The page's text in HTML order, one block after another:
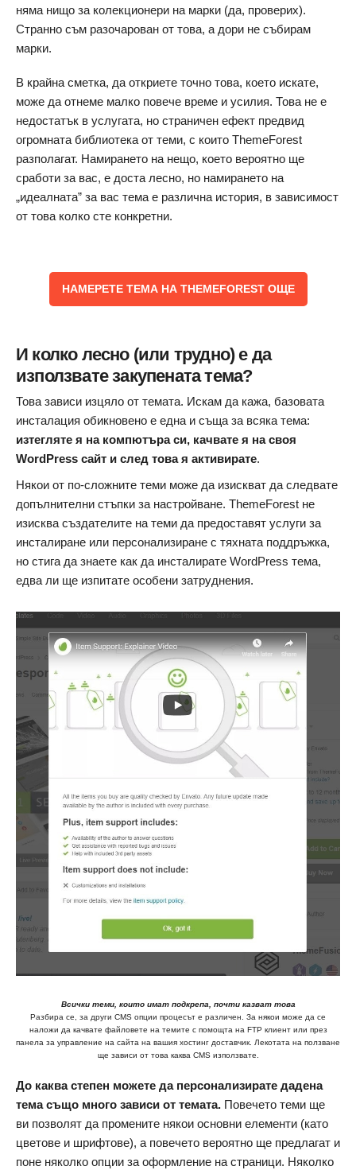
няма нищо за колекционери на марки (да, проверих).
Странно съм разочарован от това, а дори не събирам
марки.
В крайна сметка, да откриете точно това, което искате,
може да отнеме малко повече време и усилия. Това не е
недостатък в услугата, но страничен ефект предвид
огромната библиотека от теми, с които ThemeForest
разполагат. Намирането на нещо, което вероятно ще
сработи за вас, е доста лесно, но намирането на
„идеалната” за вас тема е различна история, в зависимост
от това колко сте конкретни.
НАМЕРЕТЕ ТЕМА НА THEMEFOREST ОЩЕ
И колко лесно (или трудно) е да
използвате закупената тема?
Това зависи изцяло от темата. Искам да кажа, базовата
инсталация обикновено е една и съща за всяка тема:
изтегляте я на компютъра си, качвате я на своя
WordPress сайт и след това я активирате.
Някои от по-сложните теми може да изискват да следвате
допълнителни стъпки за настройване. ThemeForest не
изисква създателите на теми да предоставят услуги за
инсталиране или персонализиране с тяхната поддръжка,
но стига да знаете как да инсталирате WordPress тема,
едва ли ще изпитате особени затруднения.
Всички теми, които имат подкрепа, почти казват това
Разбира се, за други CMS опции процесът е различен. За някои може да се
наложи да качвате файловете на темите с помощта на FTP клиент или през
панела за управление на сайта на вашия хостинг доставчик. Лекотата на ползване
ще зависи от това каква CMS използвате.
До каква степен можете да персонализирате дадена
тема също много зависи от темата. Повечето теми ще
ви позволят да промените някои основни елементи (като
цветове и шрифтове), а повечето вероятно ще предлагат и
поне няколко опции за оформление на страници. Няколко